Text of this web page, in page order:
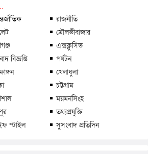
রাজনীতি
মৌলভীবাজার
এক্সক্লুসিভ
বিজ্ঞপ্তি
পর্যটন
খেলাধুলা
চট্টগ্রাম
ময়মনসিংহ
তথ্যপ্রযুক্তি
স্টাইল সুসংবাদ প্রতিদিন